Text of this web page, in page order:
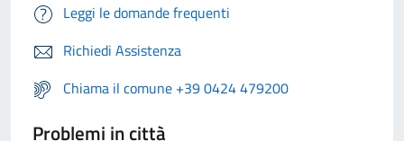
Leggi le domande frequenti
Richiedi Assistenza
Chiama il comune +39 0424 479200
Problemi in città